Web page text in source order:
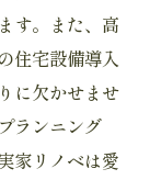
す。また、高
住宅設備導入
に欠かせませ
ランニング
家リノベは愛